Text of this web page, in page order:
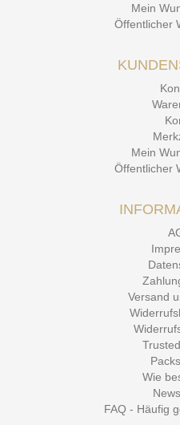
Mein
Öffentlicher
Mein
Öffentlicher
Versand
Wie
FAQ - Häufig